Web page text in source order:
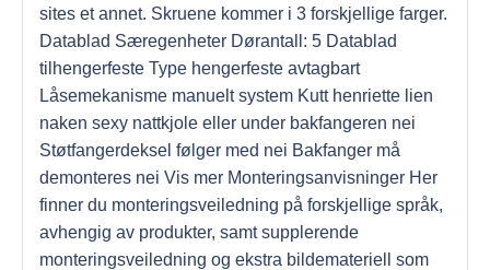
sites et annet. Skruene kommer i 3 forskjellige farger.
Datablad Særegenheter Dørantall: 5 Datablad
tilhengerfeste Type hengerfeste avtagbart
Låsemekanisme manuelt system Kutt henriette lien
naken sexy nattkjole eller under bakfangeren nei
Støtfangerdeksel følger med nei Bakfanger må
demonteres nei Vis mer Monteringsanvisninger Her
finner du monteringsveiledning på forskjellige språk,
avhengig av produkter, samt supplerende
monteringsveiledning og ekstra bildemateriell som